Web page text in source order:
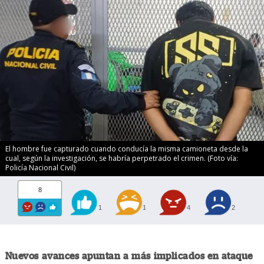
El hombre fue capturado cuando conducía la misma camioneta desde la
cual, según la investigación, se habría perpetrado el crimen. (Foto vía:
Policía Nacional Civil)
8
1 1 4 2
Nuevos avances apuntan a más implicados en ataque